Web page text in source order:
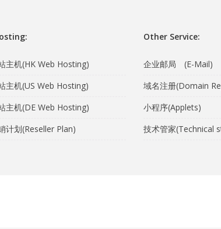
主机(HK Web Hosting)
主机(US Web Hosting)
主机(DE Web Hosting)
计划(Reseller Plan)
Other Service:
企业邮局 (E-Mail)
域名注册(Domain
小程序(Applets)
技术管家(Technical